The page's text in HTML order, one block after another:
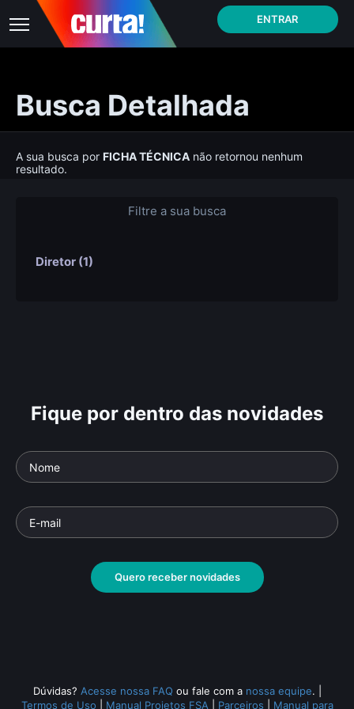
ENTRAR
Busca Detalhada
A sua busca por FICHA TÉCNICA não retornou nenhum
resultado.
Filtre a sua busca
Diretor (1)
Fique por dentro das novidades
Quero receber novidades
Dúvidas? Acesse nossa FAQ ou fale com a nossa equipe.
Termos de Uso
Manual Projetos FSA Parceiros Manual para